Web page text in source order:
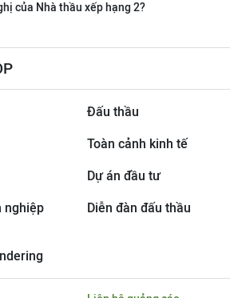
của Nhà thầu xếp hạng 2?
Đấu thầu
Toàn cảnh kinh tế
Dự án đầu tư
nghiệp Diễn đàn đấu thầu